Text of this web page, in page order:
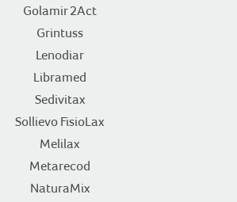
Golamir 2Act
Grintuss
Lenodiar
Libramed
Sedivitax
Sollievo FisioLax
Melilax
Metarecod
NaturaMix